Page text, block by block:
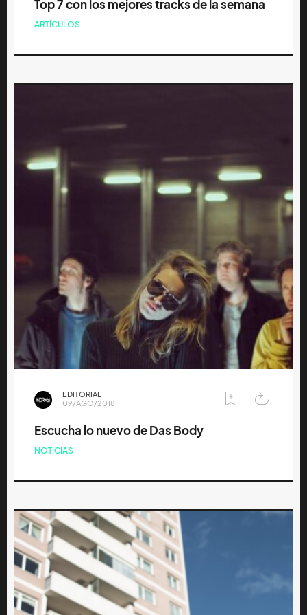
Top 7 con los mejores tracks de la semana
ARTÍCULOS
EDITORIAL
09/AGO/2018
Escucha lo nuevo de Das Body
NOTICIAS